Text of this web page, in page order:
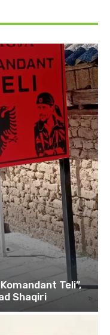
Teli”,
Shaqiri